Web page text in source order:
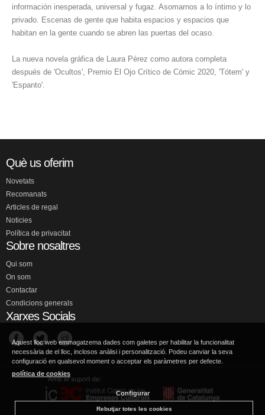
información inesperada, universal y fugaz. Asomarnos a lo íntimo y lo
privado. Escenas de gente que habita espacios y espacios que
habitan en la gente cuando se abren las puertas del ocaso.
La nueva novela gráfica de Laura Pérez como autora completa
después de 'Ocultos', Premio El Ojo Crítico de Cómic 2020, 'Tótem' y
'Espanto'.
Què us oferim
Novetats
Recomanats
Articles de regal
Noticies
Política de privacitat
Sobre nosaltres
Qui som
On som
Contactar
Condicions generals
Xarxes Socials
Aquest lloc web emmagatzema dades com galetes per habilitar la funcionalitat
necessària de el lloc, inclosos anàlisi i personalització. Podeu canviar la seva
configuració en qualsevol moment o acceptar els paràmetres per defecte.
política de cookies
Configurar
Rebutjar totes les cookies